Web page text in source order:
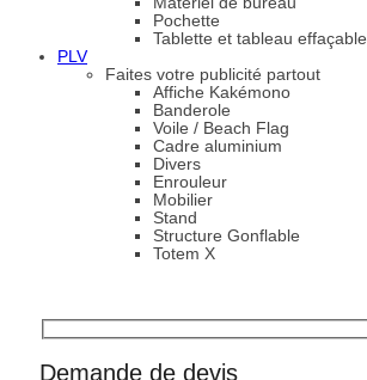
Pochette
Tablette et tableau effaçable
PLV
Faites votre publicité partout
Affiche Kakémono
Banderole
Voile / Beach Flag
Cadre aluminium
Divers
Enrouleur
Mobilier
Stand
Structure Gonflable
Totem X
Demande de devis